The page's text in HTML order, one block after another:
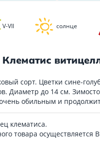
V-VII солнце
Клематис
сорт. Цветки сине-
Диаметр до 14 см.
обильным и
клематиса.
товара осуществляется